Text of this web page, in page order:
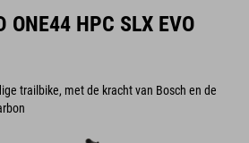
ONE44 HPC SLX EVO
trailbike, met de kracht van Bosch en de